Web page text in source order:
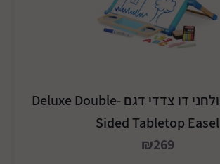
לוח מגנטי שולחני דו צדדי דגם Deluxe Double-
Sided Tabletop Easel
₪269